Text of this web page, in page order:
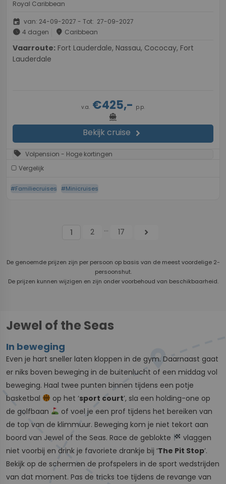
Royal Caribbean
event van: 24-09-2027 - Tot: 27-09-2027
schedule 4 dagen place Caribbean
Vaarroute:
Lauderdale
v.a. €425,- p.p.
directions_boat
Bekijk cruise chevron_right
sell Volpension - Hoge kortingen
Vergelijk
#Familiecruises #Minicruises
1 2 ... 17 chevron_right
De genoemde prijzen zijn per persoon op basis van de meest voordelige 2-
persoonshut.
De prijzen kunnen wijzigen en zijn onder voorbehoud van beschikbaarheid.
Jewel of the Seas
In beweging
Even je hart sneller laten kloppen in de gym. Daarnaast gaat
er niks boven beweging in de buitenlucht of een middag vol
beweging. Haal twee punten binnen tijdens een potje
basketbal
op het ‘sport court’, sla een holding-one op
de golfbaan
of voel je een prof tijdens het bereiken van
de top van de klimmuur. Beweging kom je niet tekort aan
boord van Jewel of the Seas. Race de geblokte
vlaggen
niet voorbij en drink je favoriete drankje bij ‘The Pit Stop’.
Bekijk op de schermen de profspelers in de sport wedstrijden
van dat moment. Pas de tricks toe tijdens de revange van